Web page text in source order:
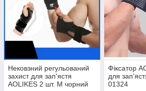
Нековзний регульований
захист для зап'ястя
AOLIKES 2 шт. М чорний
Фіксатор
для
01324